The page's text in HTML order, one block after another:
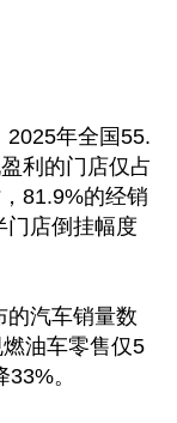
2025年全国55.
利的门店仅占
81.9%的经销
门店倒挂幅度
的汽车销量数
油车零售仅5
。